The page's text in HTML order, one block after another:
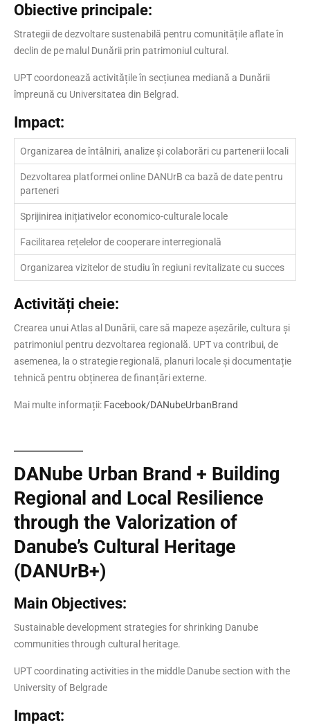
Obiective principale:
Strategii de dezvoltare sustenabilă pentru comunitățile aflate în
declin de pe malul Dunării prin patrimoniul cultural.
UPT coordonează activitățile în secțiunea mediană a Dunării
împreună cu Universitatea din Belgrad.
Impact:
Organizarea de întâlniri, analize și colaborări cu partenerii locali
Dezvoltarea platformei online DANUrB ca bază de date pentru
parteneri
Sprijinirea inițiativelor economico-culturale locale
Facilitarea rețelelor de cooperare interregională
Organizarea vizitelor de studiu în regiuni revitalizate cu succes
Activități cheie:
Crearea unui Atlas al Dunării, care să mapeze așezările, cultura și
patrimoniul pentru dezvoltarea regională. UPT va contribui, de
asemenea, la o strategie regională, planuri locale și documentație
tehnică pentru obținerea de finanțări externe.
Mai multe informații: Facebook/DANubeUrbanBrand
DANube Urban Brand + Building
Regional and Local Resilience
through the Valorization of
Danube’s Cultural Heritage
(DANUrB+)
Main Objectives:
Sustainable development strategies for shrinking Danube
communities through cultural heritage.
UPT coordinating activities in the middle Danube section with the
University of Belgrade
Impact: